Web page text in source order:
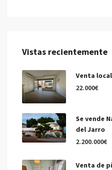
Vistas recientemente
Venta
22.000€
Se vende
del Jarro
2.200.000€
Venta de